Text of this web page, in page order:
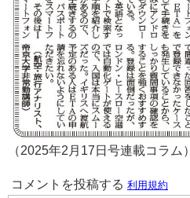
（2025年2月17日号連載コラム）